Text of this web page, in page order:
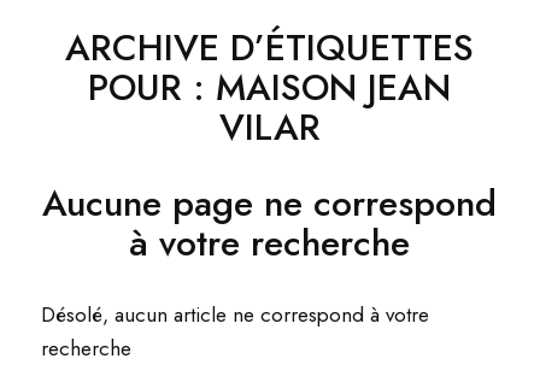
ARCHIVE D’ÉTIQUETTES
POUR : MAISON JEAN
VILAR
Aucune page ne correspond
à votre recherche
Désolé, aucun article ne correspond à votre
recherche